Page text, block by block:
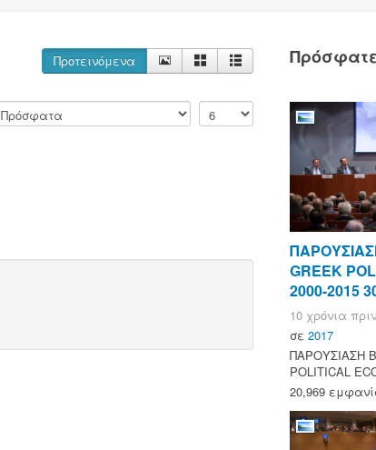
Προτεινόμενα
GREEK
2000-2015
10 χρόνια πριν
σε 2017
ΠΑΡΟΥΣΙΑΣΗ
POLITICAL
20,969